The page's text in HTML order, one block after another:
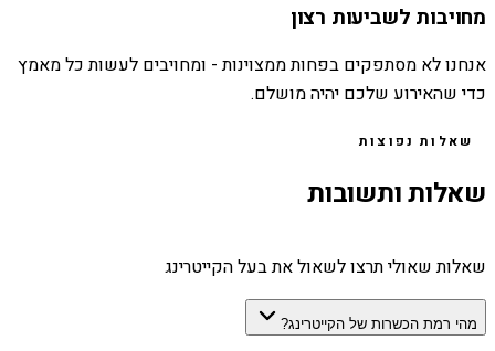
מחויבות לשביעות רצון
אנחנו לא מסתפקים בפחות ממצוינות - ומחויבים לעשות כל מאמץ
כדי שהאירוע שלכם יהיה מושלם.
שאלות נפוצות
שאלות ותשובות
שאלות שאולי תרצו לשאול את בעל הקייטרינג
מהי רמת הכשרות של הקייטרינג?